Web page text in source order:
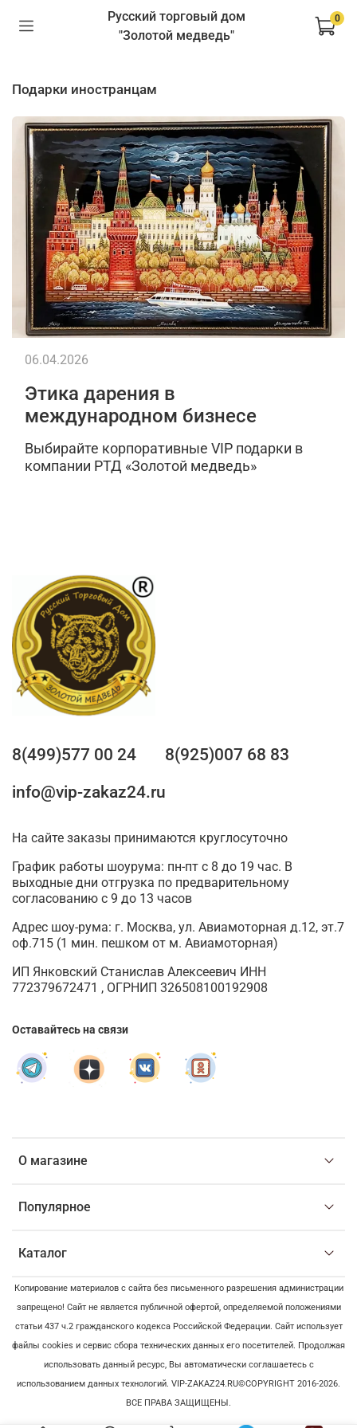
Русский торговый дом
"Золотой медведь"
0
подарки иностранцам
Этика дарения в
международном бизнесе
Выбирайте корпоративные VIP подарки в
компании РТД «Золотой медведь»
06.04.2026
О магазине
Популярное
Каталог
8(499)577 00 24
8(925)007 68 83
info@vip-zakaz24.ru
На сайте заказы принимаются круглосуточно
График работы шоурума: пн-пт с 8 до 19 час. В
выходные дни отгрузка по предварительному
согласованию с 9 до 13 часов
Адрес шоу-рума: г. Москва, ул. Авиамоторная д.12, эт.7
оф.715 (1 мин. пешком от м. Авиамоторная)
ИП Янковский Станислав Алексеевич ИНН
772379672471 , ОГРНИП 326508100192908
Оставайтесь на связи
Копирование материалов с сайта без письменного разрешения администрации
запрещено! Сайт не является публичной офертой, определяемой положениями
статьи 437 ч.2 гражданского кодекса Российской Федерации. Сайт использует
файлы cookies и сервис сбора технических данных его посетителей. Продолжая
использовать данный ресурс, Вы автоматически соглашаетесь с
использованием данных технологий. VIP-ZAKAZ24.RU©COPYRIGHT 2016-2026.
ВСЕ ПРАВА ЗАЩИЩЕНЫ.